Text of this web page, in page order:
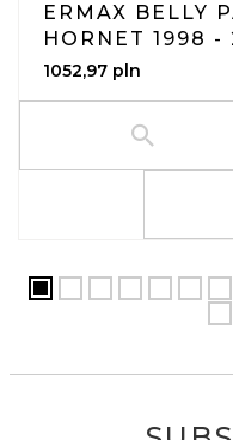
ERMAX BELLY
HORNET 1998 -
1052,97 pln